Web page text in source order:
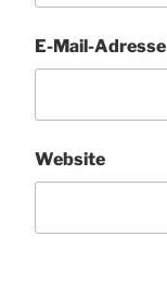
E-Mail-Adresse
Website